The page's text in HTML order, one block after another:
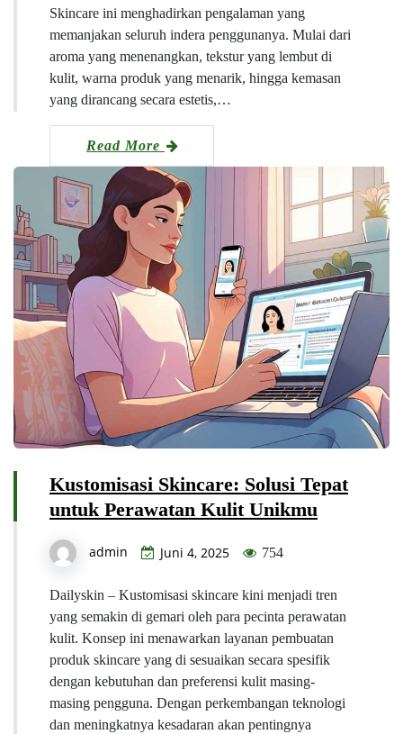
Skincare ini menghadirkan pengalaman yang
memanjakan seluruh indera penggunanya. Mulai dari
aroma yang menenangkan, tekstur yang lembut di
kulit, warna produk yang menarik, hingga kemasan
yang dirancang secara estetis,…
Read More
Kustomisasi Skincare: Solusi Tepat
untuk Perawatan Kulit Unikmu
admin Juni 4, 2025 754
Dailyskin – Kustomisasi skincare kini menjadi tren
yang semakin di gemari oleh para pecinta perawatan
kulit. Konsep ini menawarkan layanan pembuatan
produk skincare yang di sesuaikan secara spesifik
dengan kebutuhan dan preferensi kulit masing-
masing pengguna. Dengan perkembangan teknologi
dan meningkatnya kesadaran akan pentingnya